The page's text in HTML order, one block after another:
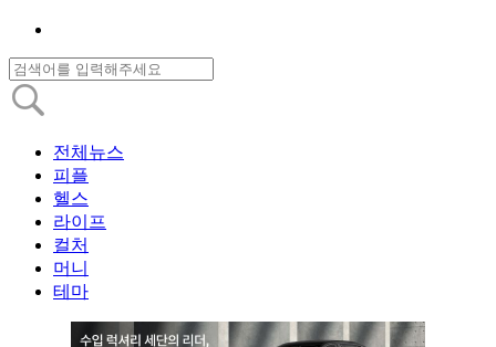
전체뉴스
피플
헬스
라이프
컬처
머니
테마